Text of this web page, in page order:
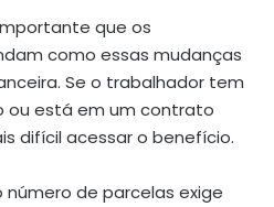
que os
como essas mudanças
Se o trabalhador tem
ou está em um contrato
difícil acessar o benefício.
número de parcelas exige